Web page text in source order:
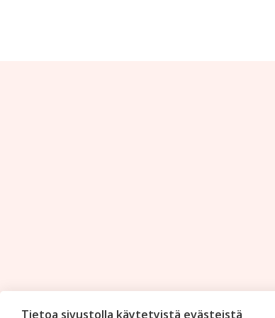
Tietoa sivustolla käytetyistä evästeistä